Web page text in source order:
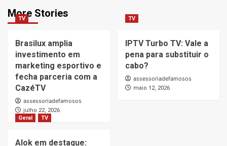
More Stories
TV
Brasilux amplia
investimento em
marketing esportivo e
fecha parceria com a
CazéTV
assessoriadefamosos
julho 22, 2026
TV
IPTV Turbo TV: Vale a
pena para substituir o
cabo?
assessoriadefamosos
maio 12, 2026
Geral TV
Alok em destaque: